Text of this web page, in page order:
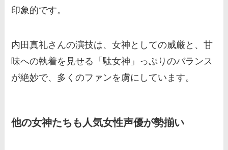
印象的です。
内田真礼さんの演技は、女神としての威厳と、甘
味への執着を見せる「駄女神」っぷりのバランス
が絶妙で、多くのファンを虜にしています。
他の女神たちも人気女性声優が勢揃い